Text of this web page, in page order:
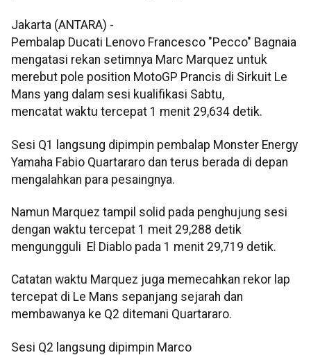
Jakarta (ANTARA) -
Pembalap Ducati Lenovo Francesco "Pecco" Bagnaia
mengatasi rekan setimnya Marc Marquez untuk
merebut pole position MotoGP Prancis di Sirkuit Le
Mans yang dalam sesi kualifikasi Sabtu,
mencatat waktu tercepat 1 menit 29,634 detik.
Sesi Q1 langsung dipimpin pembalap Monster Energy
Yamaha Fabio Quartararo dan terus berada di depan
mengalahkan para pesaingnya.
Namun Marquez tampil solid pada penghujung sesi
dengan waktu tercepat 1 meit 29,288 detik
mengungguli El Diablo pada 1 menit 29,719 detik.
Catatan waktu Marquez juga memecahkan rekor lap
tercepat di Le Mans sepanjang sejarah dan
membawanya ke Q2 ditemani Quartararo.
Sesi Q2 langsung dipimpin Marco